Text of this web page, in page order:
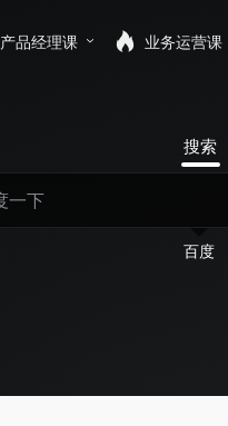
产品经理课 业务运营课
搜索
百度